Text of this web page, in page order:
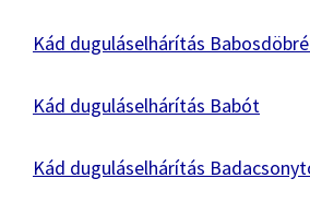
Kád duguláselhárítás
Kád duguláselhárítás Babót
Kád duguláselhárítás